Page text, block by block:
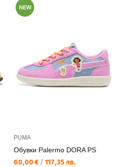
NEW
PUMA
Обувки Palermo DORA PS
Текуща цена:
60,00 € / 117,35 лв.